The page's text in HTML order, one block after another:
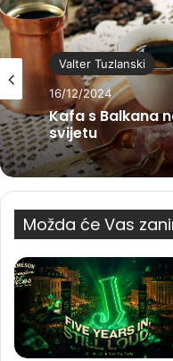
Valter Tuzlanski
16/12/2024
Kafa s Balkana
svijetu
Možda će Vas